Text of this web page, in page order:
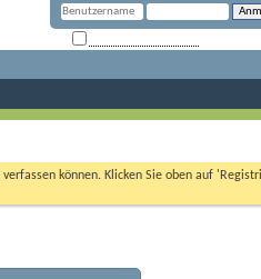
können. Klicken Sie oben auf